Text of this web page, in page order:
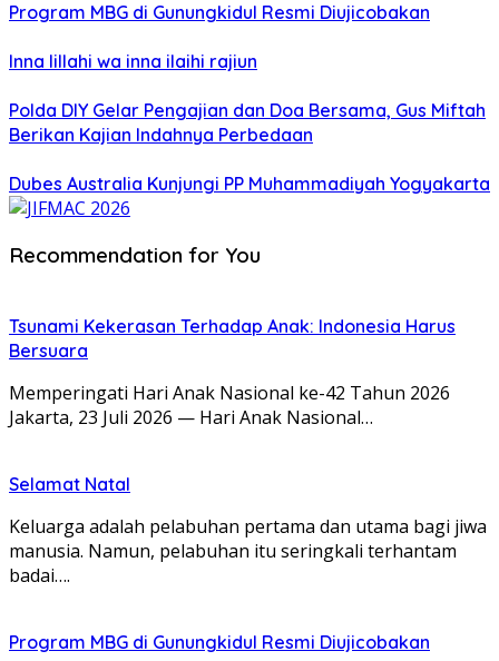
Program MBG di Gunungkidul Resmi Diujicobakan
Inna lillahi wa inna ilaihi rajiun
Polda DIY Gelar Pengajian dan Doa Bersama, Gus Miftah
Berikan Kajian Indahnya Perbedaan
Dubes Australia Kunjungi PP Muhammadiyah Yogyakarta
Recommendation for You
Tsunami Kekerasan Terhadap Anak: Indonesia Harus
Bersuara
Memperingati Hari Anak Nasional ke-42 Tahun 2026
Jakarta, 23 Juli 2026 — Hari Anak Nasional…
Selamat Natal
Keluarga adalah pelabuhan pertama dan utama bagi jiwa
manusia. Namun, pelabuhan itu seringkali terhantam
badai….
Program MBG di Gunungkidul Resmi Diujicobakan